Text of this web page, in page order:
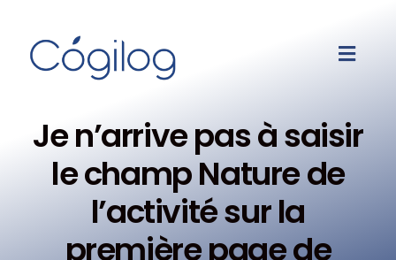
Je n’arrive pas à saisir
le champ Nature de
l’activité sur la
première page de